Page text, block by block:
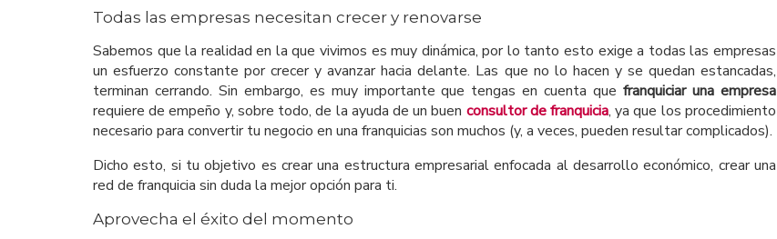
Todas las empresas necesitan crecer y renovarse
Sabemos que la realidad en la que vivimos es muy dinámica, por lo tanto esto exige a todas las empresas
un esfuerzo constante por crecer y avanzar hacia delante. Las que no lo hacen y se quedan estancadas,
terminan cerrando. Sin embargo, es muy importante que tengas en cuenta quefranquiciar una empresa
requiere de empeño y, sobre todo, de la ayuda de un buen consultor de franquicia, ya que los procedimiento
necesario para convertir tu negocio en una franquicias son muchos (y, a veces, pueden resultar complicados).
Dicho esto, si tu objetivo es crear una estructura empresarial enfocada al desarrollo económico, crear una
red de franquicia sin duda la mejor opción para ti.
Aprovecha el éxito del momento